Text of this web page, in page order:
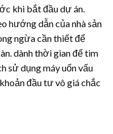
khi bắt đầu dự án.
hướng dẫn của nhà sản
ngừa cần thiết để
dành thời gian để tìm
sử dụng máy uốn vấu
đầu tư vô giá chắc